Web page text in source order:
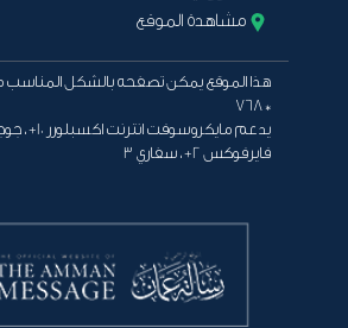
مشاهدة الموقع
* 768
فايرفوكس 2+ ، سفاري 3